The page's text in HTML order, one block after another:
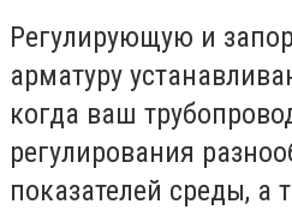
Регулирующую и
арматуру
когда ваш
регулирования
показателей среды, а